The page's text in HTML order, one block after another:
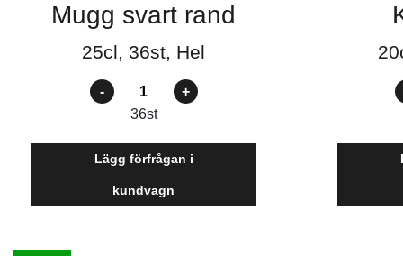
Mugg svart rand
25cl, 36st, Hel
Antal
36st
Lägg förfrågan i
kundvagn